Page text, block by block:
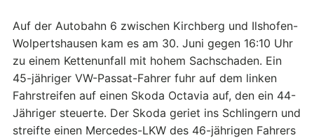
Auf der Autobahn 6 zwischen Kirchberg und Ilshofen-
Wolpertshausen kam es am 30. Juni gegen 16:10 Uhr
zu einem Kettenunfall mit hohem Sachschaden. Ein
45-jähriger VW-Passat-Fahrer fuhr auf dem linken
Fahrstreifen auf einen Skoda Octavia auf, den ein 44-
Jähriger steuerte. Der Skoda geriet ins Schlingern und
streifte einen Mercedes-LKW des 46-jährigen Fahrers